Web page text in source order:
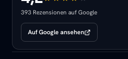
393 Rezensionen auf Google
Auf Google ansehen